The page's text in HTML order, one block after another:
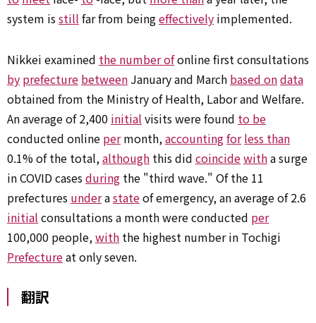
system isstill far from beingeffectively implemented.
Nikkei examined the number ofonline first consultations
by prefecture between January and March based ondata
obtained from the Ministry of Health, Labor and Welfare.
An average of 2,400 initial visits were found to be
conducted online permonth,accountingfor less than
0.1% of the total,although this did coincidewitha surge
in COVID casesduring the "third wave." Of the 11
prefectures underastateof emergency, an average of 2.6
initial consultations a month were conducted per
100,000 people,with the highest number in Tochigi
Prefectureat only seven.
翻訳